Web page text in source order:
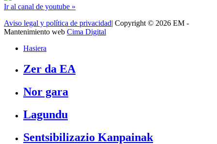
Ir al canal de youtube »
Aviso legal y política de privacidad| Copyright © 2026 EM -
Mantenimiento web Cima Digital
Hasiera
Zer da EA
Nor gara
Lagundu
Sentsibilizazio Kanpainak